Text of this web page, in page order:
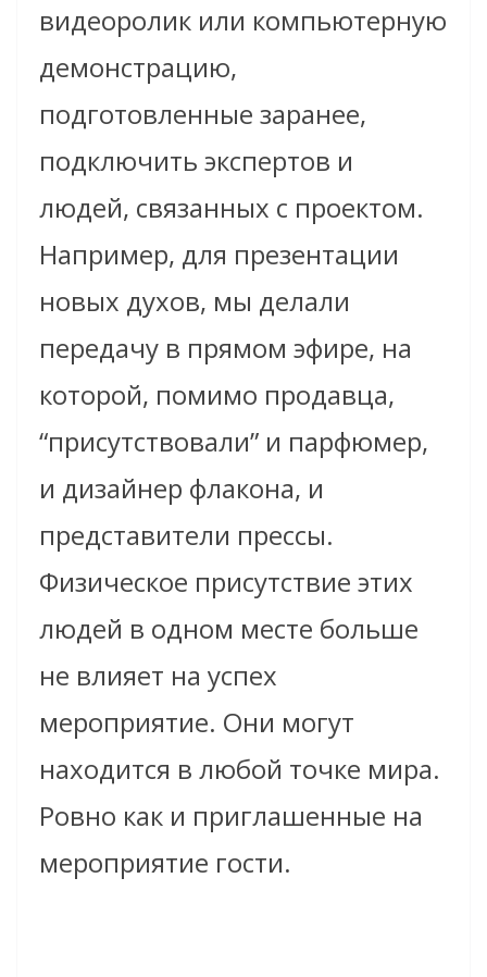
видеоролик или компьютерную
демонстрацию,
подготовленные заранее,
подключить экспертов и
людей, связанных с проектом.
Например, для презентации
новых духов, мы делали
передачу в прямом эфире, на
которой, помимо продавца,
“присутствовали” и парфюмер,
и дизайнер флакона, и
представители прессы.
Физическое присутствие этих
людей в одном месте больше
не влияет на успех
мероприятие. Они могут
находится в любой точке мира.
Ровно как и приглашенные на
мероприятие гости.